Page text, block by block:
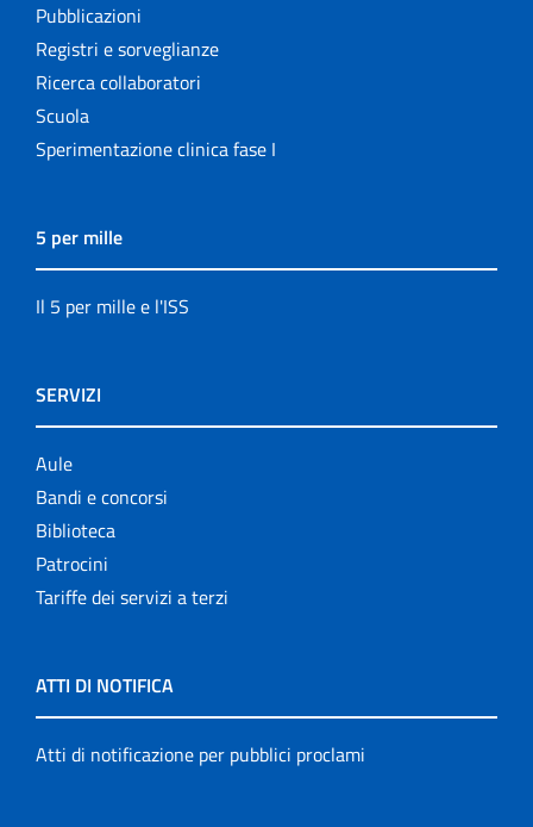
Pubblicazioni
Registri e sorveglianze
Ricerca collaboratori
Scuola
Sperimentazione clinica fase I
5 per mille
Il 5 per mille e l'ISS
SERVIZI
Aule
Bandi e concorsi
Biblioteca
Patrocini
Tariffe dei servizi a terzi
ATTI DI NOTIFICA
Atti di notificazione per pubblici proclami